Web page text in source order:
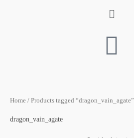
Menu
Home / Products tagged “dragon_vain_agate”
dragon_vain_agate